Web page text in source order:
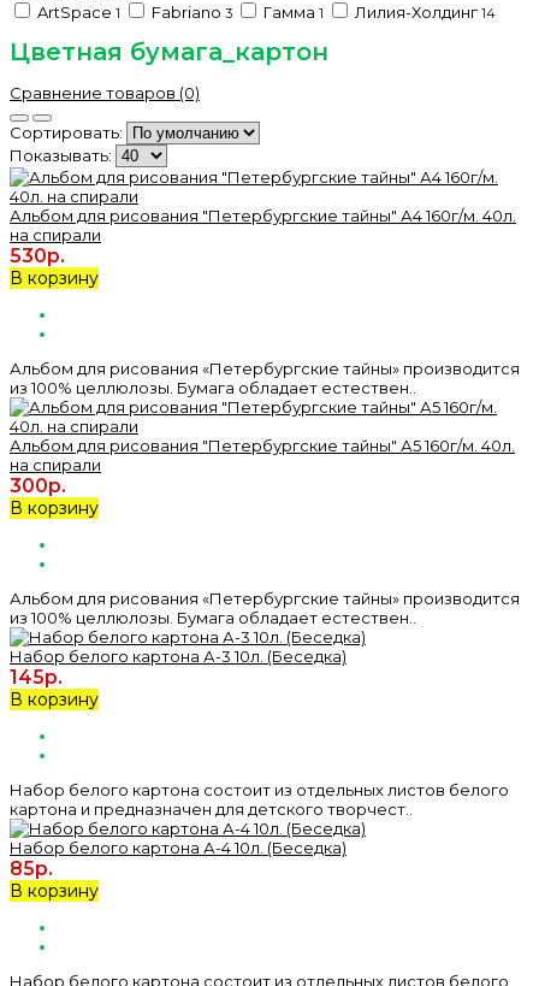
ArtSpace 1 Fabriano 3 Гамма 1 Лилия-Холдинг 14
Цветная бумага_картон
Сравнение товаров (0)
Сортировать:
Показывать:
Альбом для рисования "Петербургские тайны" А4 160г/м. 40л.
на спирали
530р.
В корзину
Альбом для рисования «Петербургские тайны» производится
из 100% целлюлозы. Бумага обладает естествен..
Альбом для рисования "Петербургские тайны" А5 160г/м. 40л.
на спирали
300р.
В корзину
Альбом для рисования «Петербургские тайны» производится
из 100% целлюлозы. Бумага обладает естествен..
Набор белого картона А-3 10л. (Беседка)
145р.
В корзину
Набор белого картона состоит из отдельных листов белого
картона и предназначен для детского творчест..
Набор белого картона А-4 10л. (Беседка)
85р.
В корзину
Набор белого картона состоит из отдельных листов белого